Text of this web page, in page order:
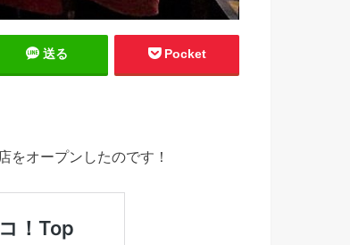
送る Pocket
をオープンしたのです！